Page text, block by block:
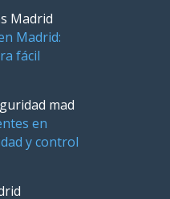
Madrid:
fácil
en
y control